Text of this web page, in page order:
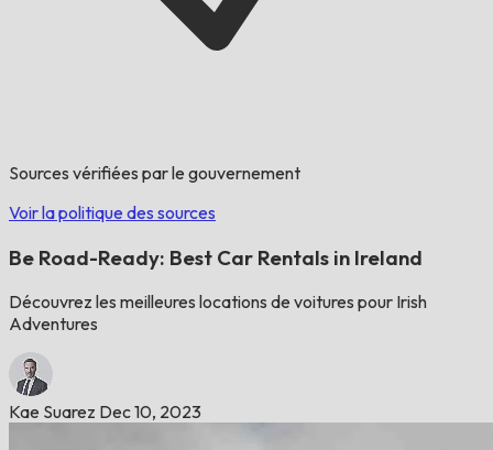
Sources vérifiées par le gouvernement
Voir la politique des sources
Be Road-Ready: Best Car Rentals in Ireland
Découvrez les meilleures locations de voitures pour Irish
Adventures
Kae Suarez Dec 10, 2023